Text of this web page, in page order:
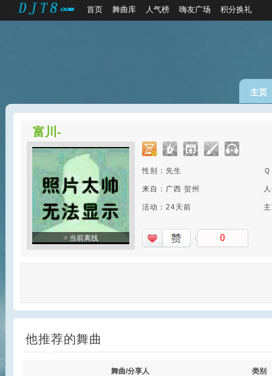
首页 舞曲库 人气榜 嗨友广场 积分换礼
主页
富川-
当前离线
性别：先生
来自：广西 贺州
活动：24天前
0
他推荐的舞曲
舞曲/分享人 类别